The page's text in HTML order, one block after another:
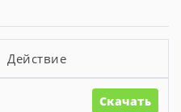
Действие
Скачать